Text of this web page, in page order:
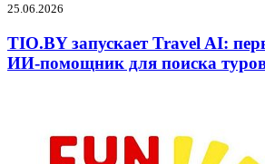
25.06.2026
TIO.BY запускает Travel AI:
ИИ-помощник для поиска